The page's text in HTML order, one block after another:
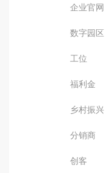
企业官网
数字园区
工位
福利金
乡村振兴
分销商
创客